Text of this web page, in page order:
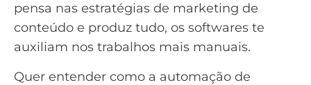
pensa nas estratégias de marketing de
conteúdo e produz tudo, os softwares te
auxiliam nos trabalhos mais manuais.
Quer entender como a automação de